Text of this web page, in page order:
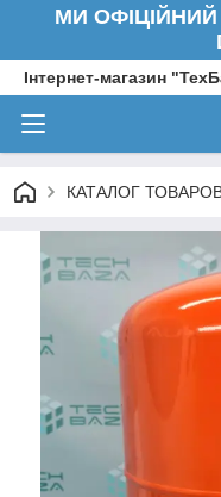
МИ ОФІЦІЙНИЙ
Інтернет-магазин
КАТАЛОГ